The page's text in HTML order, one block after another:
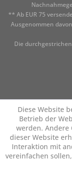
** Ab EUR 75
Ausgenommen
Die
Diese Website
Betrieb der
werden. Andere
dieser Website
Interaktion mit
vereinfachen